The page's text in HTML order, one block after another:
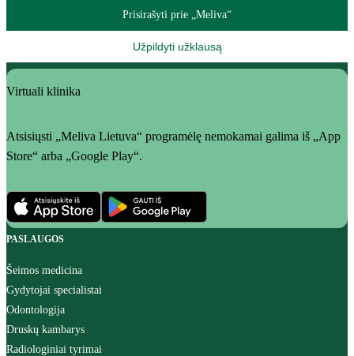
Prisirašyti prie „Meliva“
Užpildyti užklausą
Virtuali klinika
Atsisiųsti „Meliva Lietuva“ programėlę nemokamai galima iš „App
Store“ arba „Google Play“.
PASLAUGOS
Šeimos medicina
Gydytojai specialistai
Odontologija
Druskų kambarys
Radiologiniai tyrimai